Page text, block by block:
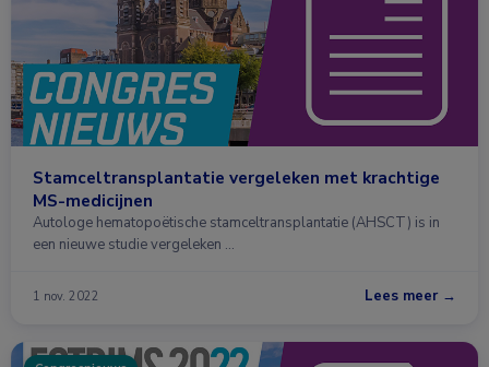
Stamceltransplantatie vergeleken met krachtige
MS-medicijnen
Autologe hematopoëtische stamceltransplantatie (AHSCT) is in
een nieuwe studie vergeleken …
1 nov. 2022 Lees meer →